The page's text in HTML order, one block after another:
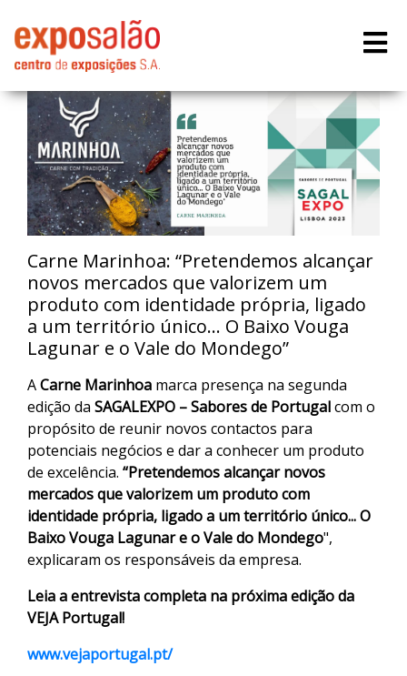
Carne Marinhoa: “Pretendemos alcançar
novos mercados que valorizem um
produto com identidade própria, ligado
a um território único... O Baixo Vouga
Lagunar e o Vale do Mondego”
ACarne Marinhoa marca presença na segunda
edição da SAGALEXPO – Sabores de Portugalcom o
propósito de reunir novos contactos para
potenciais negócios e dar a conhecer um produto
de excelência. “Pretendemos alcançar novos
mercados que valorizem um produto com
identidade própria, ligado a um território único... O
Baixo Vouga Lagunar e o Vale do Mondego",
explicaram os responsáveis da empresa.
Leia a entrevista completa na próxima edição da
VEJA Portugal!
www.vejaportugal.pt/